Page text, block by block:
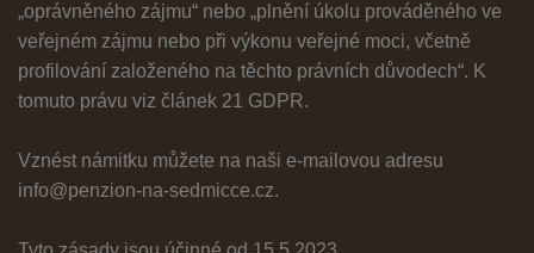
„oprávněného zájmu“ nebo „plnění úkolu prováděného ve
veřejném zájmu nebo při výkonu veřejné moci, včetně
profilování založeného na těchto právních důvodech“. K
tomuto právu viz článek 21 GDPR.
Vznést námitku můžete na naši e-mailovou adresu
info@penzion-na-sedmicce.cz.